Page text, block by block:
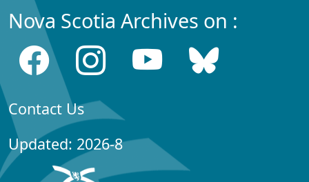
Nova Scotia Archives on :
Contact Us
Updated: 2026-8